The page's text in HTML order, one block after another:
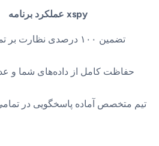
عملکرد برنامه xspy
تضمین ۱۰۰ درصدی
حفاظت کامل از داده‌های شما و
تیم متخصص آماده پاسخگویی در